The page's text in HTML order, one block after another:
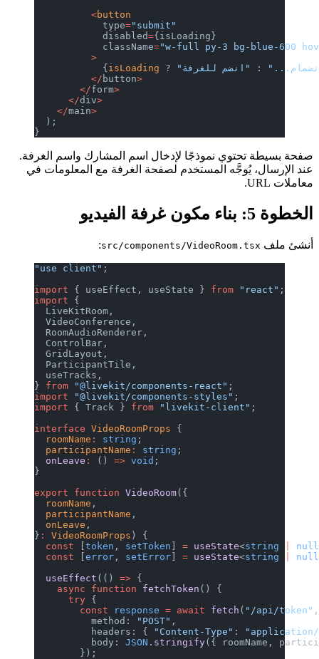
          <
button
            type
= "submit"
            disabled
= {isLoading}
            className
="w-full py-3 bg-blue-600
          >
            {
isLoading ?
:
          </
button
        </
form
      </
div
    </
main
  );
صفحة بسيطة تحتوي نموذجًا لإدخال اسم المشارك واسم الغرفة.
عند الإرسال، يُوجَّه المستخدم لصفحة الغرفة مع المعلومات في
معاملات URL.
الخطوة 5: بناء مكون غرفة الفيديو
أنشئ ملف src/components/VideoRoom.tsx
:
"use client"
import { useEffect, useState } from "react"
import {
  LiveKitRoom,
  VideoConference,
  RoomAudioRenderer,
  ControlBar,
  GridLayout,
  ParticipantTile,
  useTracks,
} from "@livekit/components-react"
import
"@livekit/components-styles"
import { Track } from "livekit-client"
interface VideoRoomProps {
  roomName
string
  participantName
string
  onLeave
() => void
export function VideoRoom ({
  roomName
  participantName
  onLeave
}
VideoRoomProps
) {
  const
[token , setToken ] useState<string
  const
[ error , setError ] useState<string
  useEffect
(() => {
    async
function fetchToken () {
      try
{
        const
response = await fetch ( "/api/token"
          method:
"POST"
          headers: {
"Content-Type" :
          body:
JSON .stringify ({ roomName,
        });